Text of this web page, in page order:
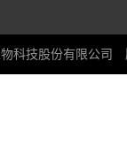
科技股份有限公司